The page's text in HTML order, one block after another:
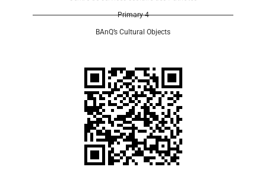
Primary 4
BAnQ’s Cultural Objects